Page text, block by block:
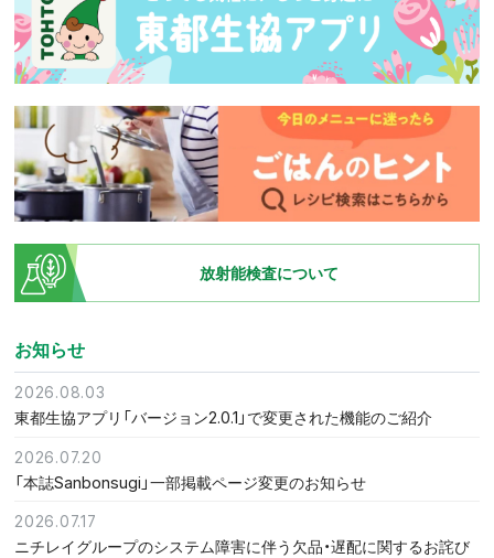
放射能検査について
お知らせ
2026.08.03
東都生協アプリ「バージョン2.0.1」で変更された機能のご紹介
2026.07.20
「本誌Sanbonsugi」一部掲載ページ変更のお知らせ
2026.07.17
ニチレイグループのシステム障害に伴う欠品・遅配に関するお詫び